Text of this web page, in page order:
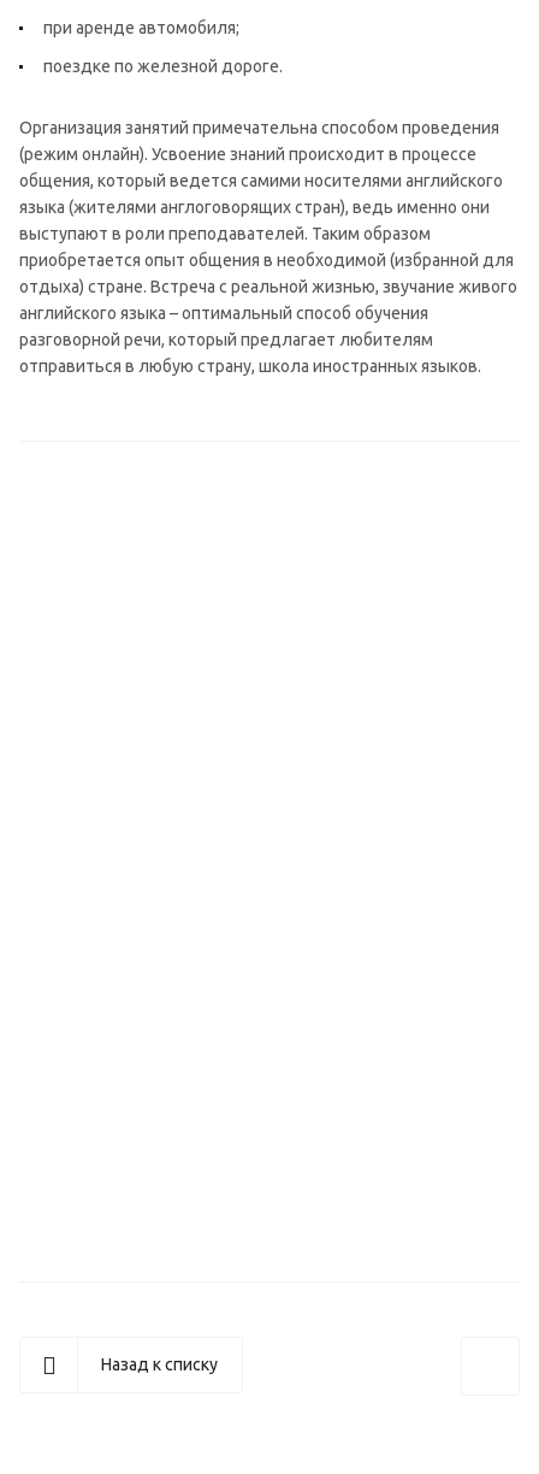
при аренде автомобиля;
поездке по железной дороге.
Организация занятий примечательна способом проведения
(режим онлайн). Усвоение знаний происходит в процессе
общения, который ведется самими носителями английского
языка (жителями англоговорящих стран), ведь именно они
выступают в роли преподавателей. Таким образом
приобретается опыт общения в необходимой (избранной для
отдыха) стране. Встреча с реальной жизнью, звучание живого
английского языка – оптимальный способ обучения
разговорной речи, который предлагает любителям
отправиться в любую страну, школа иностранных языков.
Назад к списку